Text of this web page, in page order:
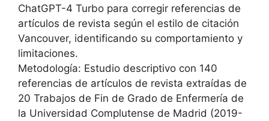
ChatGPT-4 Turbo para corregir referencias de
artículos de revista según el estilo de citación
Vancouver, identificando su comportamiento y
limitaciones.
Metodología: Estudio descriptivo con 140
referencias de artículos de revista extraídas de
20 Trabajos de Fin de Grado de Enfermería de
la Universidad Complutense de Madrid (2019-